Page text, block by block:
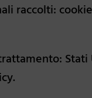
raccolti:
Stati